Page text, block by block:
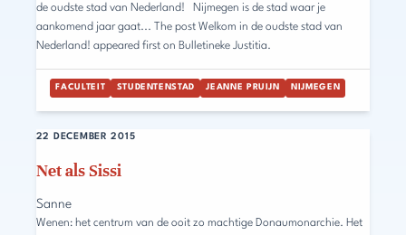
de oudste stad van Nederland! Nijmegen is de stad waar je
aankomend jaar gaat... The post Welkom in de oudste stad van
Nederland! appeared first on Bulletineke Justitia.
FACULTEIT STUDENTENSTAD JEANNE PRUIJN NIJMEGEN
Net als Sissi
22 DECEMBER 2015
Sanne
Wenen: het centrum van de ooit zo machtige Donaumonarchie. Het